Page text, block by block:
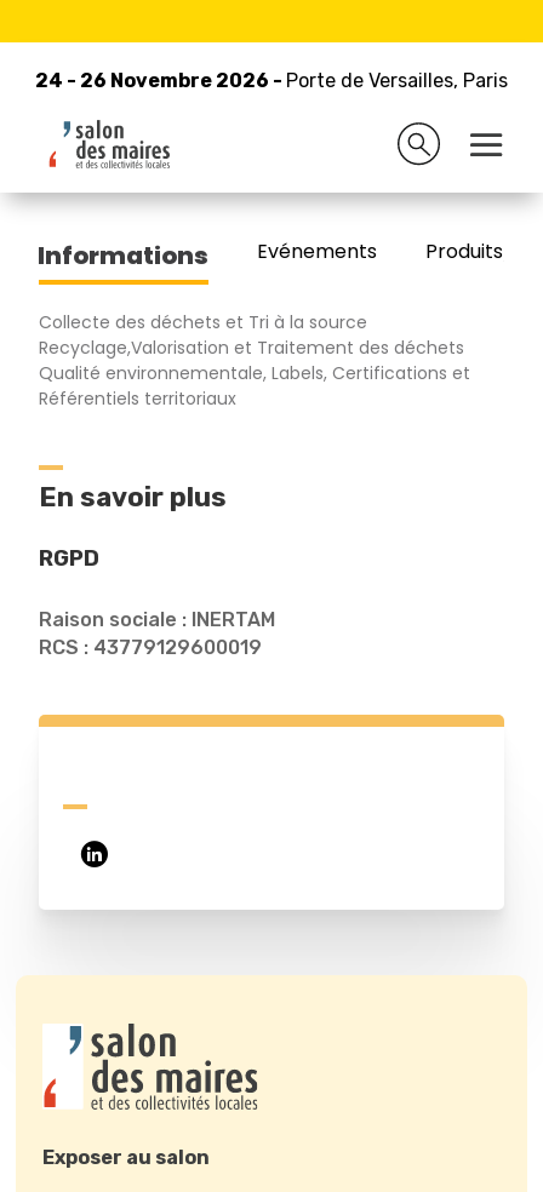
24 - 26 Novembre 2026 - Porte de Versailles, Paris
24 - 26 Novembre 2026 - Porte de Versailles, Paris
Retour à la liste des exposants
INERTAM
Informations Evénements Produits/
Collecte des déchets et Tri à la source
Recyclage,Valorisation et Traitement des déchets
Qualité environnementale, Labels, Certifications et
Référentiels territoriaux
En savoir plus
RGPD
Raison sociale : INERTAM
RCS : 43779129600019
Exposer au salon